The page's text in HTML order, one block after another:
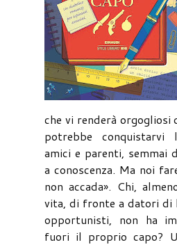
che vi renderà orgogliosi
potrebbe conquistarvi
amici e parenti, semmai
a conoscenza. Ma noi
non accada». Chi,
vita, di fronte a datori di
opportunisti, non ha
fuori il proprio capo?